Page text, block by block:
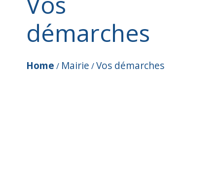
démarches
Home / Mairie /Vos démarches